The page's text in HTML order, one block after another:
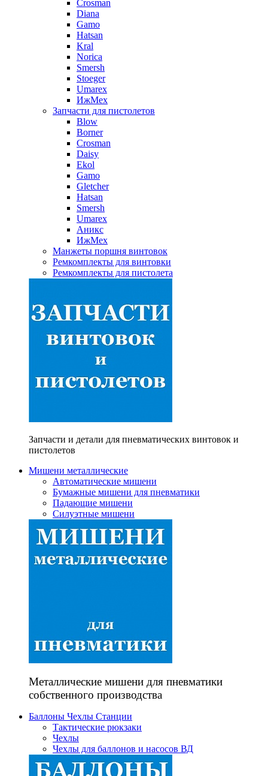
Crosman
Diana
Gamo
Hatsan
Kral
Norica
Smersh
Stoeger
Umarex
ИжМех
Запчасти для пистолетов
Blow
Borner
Crosman
Daisy
Ekol
Gamo
Gletcher
Hatsan
Smersh
Umarex
Аникс
ИжМех
Манжеты поршня винтовок
Ремкомплекты для винтовки
Ремкомплекты для пистолета
Запчасти и детали для пневматических винтовок и
пистолетов
Мишени металлические
Автоматические мишени
Бумажные мишени для пневматики
Падающие мишени
Силуэтные мишени
Металлические мишени для пневматики
собственного производства
Баллоны Чехлы Станции
Тактические рюкзаки
Чехлы
Чехлы для баллонов и насосов ВД